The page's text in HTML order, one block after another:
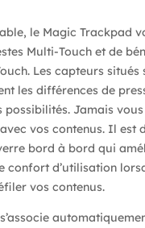
le Magic Trackpad
Multi-Touch et de
Les capteurs
les différences de
Jamais vous
vos contenus. Il est
bord à bord qui
confort d’utilisation
vos contenus.